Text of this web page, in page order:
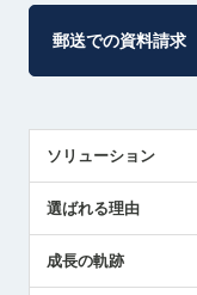
郵送での資料請求
ソリューション
解決策提案
選ばれる理由
成長の軌跡